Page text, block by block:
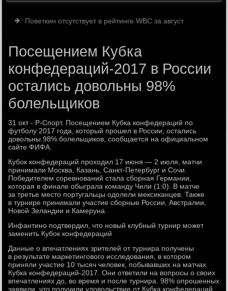
Поветкин отсутствует в рейтинге WBC за август
Посещением Кубка
конфедераций-2017 в России
остались довольны 98%
болельщиков
31 окт - Р-Спорт. Посещением Кубка конфедераций по
футболу 2017 года, который прошел в России, остались
довольны 98% болельщиков, сообщается на официальном
сайте ФИФА.
Кубок конфедераций проходил 17 июня — 2 июля, матчи
принимали Москва, Казань, Санкт-Петербург и Сочи.
Победителем соревнований стала сборная Германии,
которая в финале обыграла команду Чили (1:0). В матче
за третье место португальцы одолели мексиканцев. Также
в турнире принимали участие сборные России, Австралии,
Новой Зеландии и Камеруна.
Инфантино подтвердил, что новый клубный турнир может
заменить Кубок конфедераций
Данные о впечатлениях зрителей от турнира получены
в результате маркетингового исследования, в котором
приняли участие 10 тысяч человек, побывавших на матчах
Кубка конфедераций-2017. Они ответили на вопросы о своих
впечатлениях до, во время и после турнира. 98% опрошенных
заявили, что получили удовольствие от Кубка конфедераций.